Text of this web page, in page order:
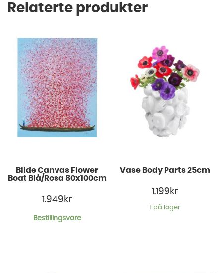
Relaterte produkter
Bilde Canvas Flower
Boat Blå/Rosa 80x100cm
1.949 kr
Bestillingsvare
Vase Body Parts 25cm
1.199 kr
1 på lager